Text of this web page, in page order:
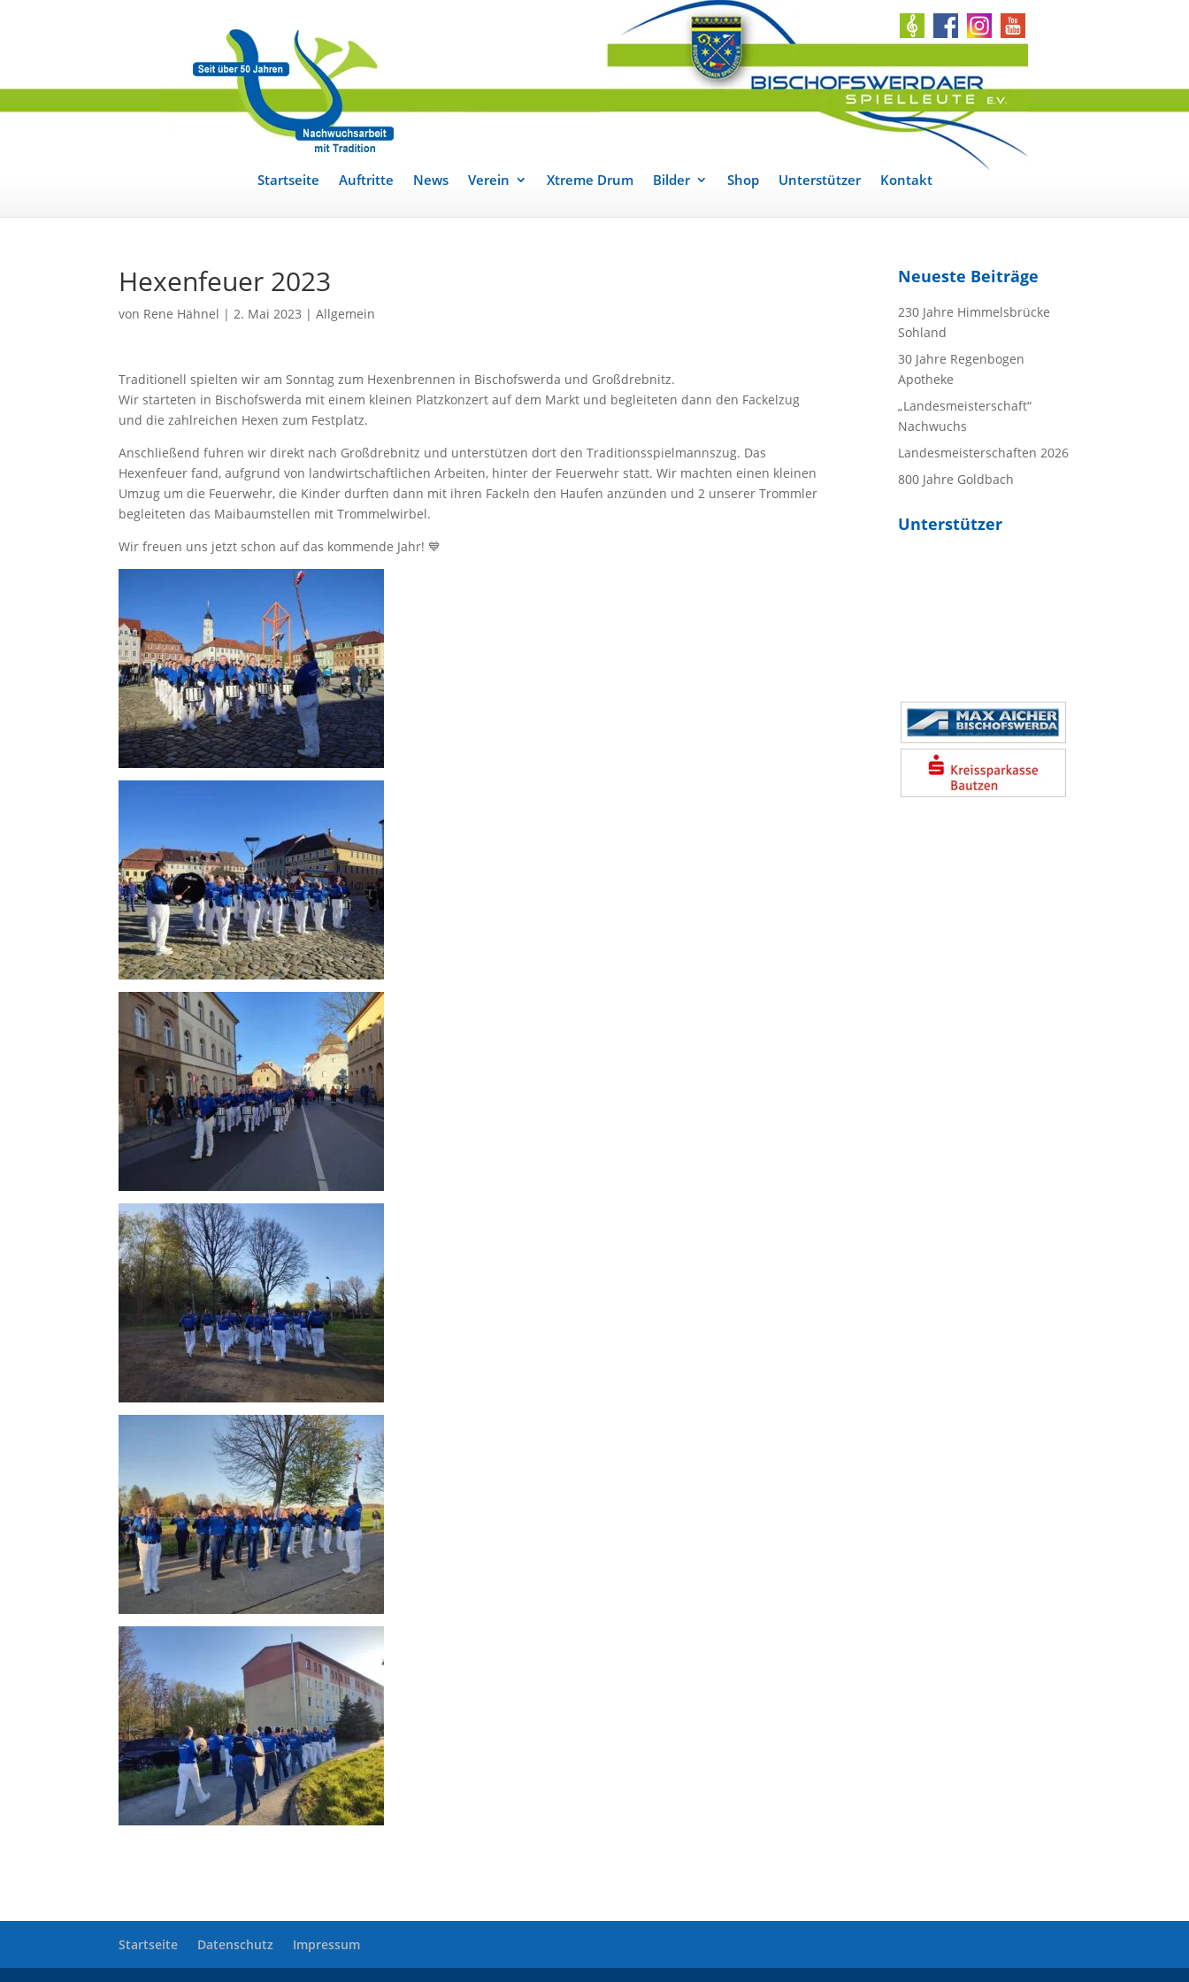
Startseite Auftritte News Verein Xtreme Drum Bilder Shop Unterstützer Kontakt
Hexenfeuer 2023
von Rene Hähnel |2. Mai 2023 |Allgemein
Traditionell spielten wir am Sonntag zum Hexenbrennen in Bischofswerda und Großdrebnitz.
Wir starteten in Bischofswerda mit einem kleinen Platzkonzert auf dem Markt und begleiteten dann den Fackelzug
und die zahlreichen Hexen zum Festplatz.
Anschließend fuhren wir direkt nach Großdrebnitz und unterstützen dort den Traditionsspielmannszug. Das
Hexenfeuer fand, aufgrund von landwirtschaftlichen Arbeiten, hinter der Feuerwehr statt. Wir machten einen kleinen
Umzug um die Feuerwehr, die Kinder durften dann mit ihren Fackeln den Haufen anzünden und 2 unserer Trommler
begleiteten das Maibaumstellen mit Trommelwirbel.
Wir freuen uns jetzt schon auf das kommende Jahr! 💙
Neueste Beiträge
230 Jahre Himmelsbrücke
Sohland
30 Jahre Regenbogen
Apotheke
„Landesmeisterschaft“
Nachwuchs
Landesmeisterschaften 2026
800 Jahre Goldbach
Unterstützer
Startseite Datenschutz Impressum